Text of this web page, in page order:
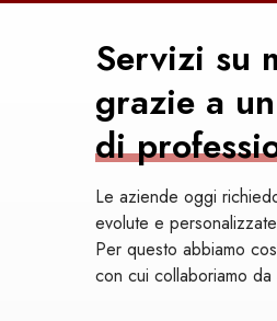
Servizi su
grazie a
di
Le aziende oggi
evolute e
Per questo abbiamo
con cui collaboriamo da